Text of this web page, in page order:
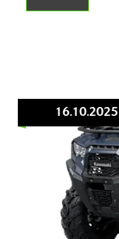
16.10.2025